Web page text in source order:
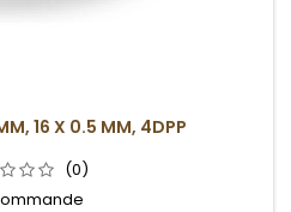
16 X 0.5 MM, 4DPP
(0)